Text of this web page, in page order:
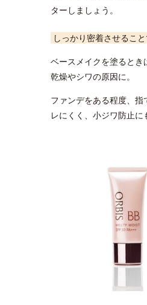
ターしましょう。
しっかり密着させるこ
ベースメイクを塗ると
乾燥やシワの原因に。
ファンデをある程度、
レにくく、小ジワ防止に